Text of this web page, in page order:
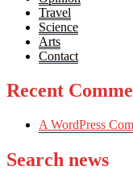
Travel
Science
Arts
Contact
Recent
A WordPress
Search news